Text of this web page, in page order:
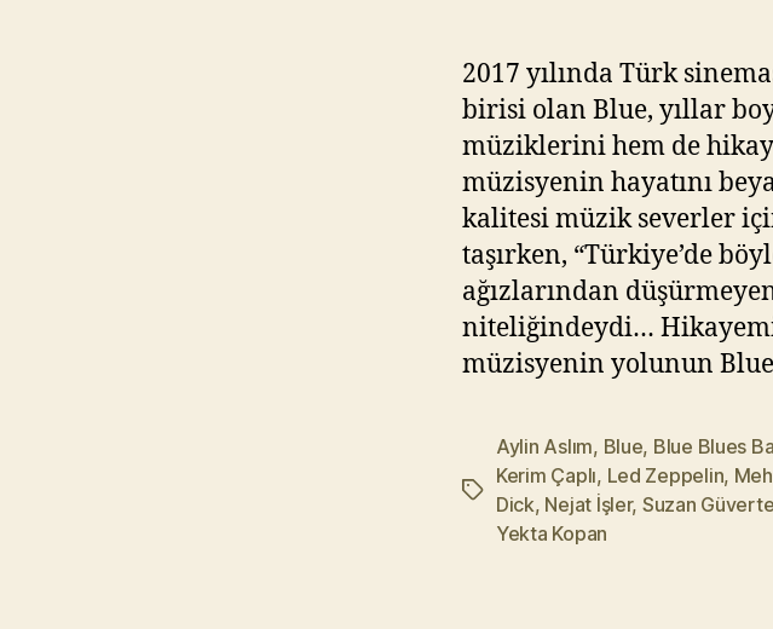
2017 yılında Türk
birisi olan Blue, yıllar
müziklerini hem de
müzisyenin hayatını
kalitesi müzik severler
taşırken, “Türkiye’de
ağızlarından
niteliğindeydi…
müzisyenin yolunun
Etiketler
Aylin Aslım, Blue, Blue Blues
Kerim Çaplı, Led Zeppelin,
Dick, Nejat İşler, Suzan Güverte
Yekta Kopan